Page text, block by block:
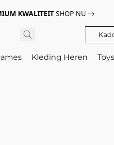
KWALITEIT SHOP NU
Kleding Heren